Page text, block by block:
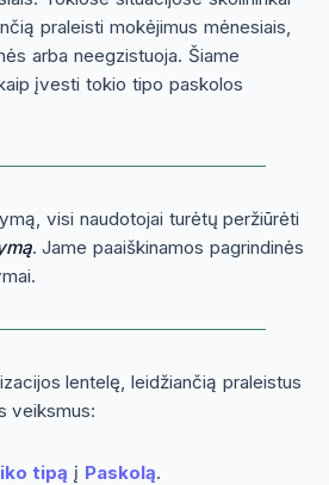
praleisti mokėjimus mėnesiais,
arba neegzistuoja. Šiame
įvesti tokio tipo paskolos
visi naudotojai turėtų peržiūrėti
. Jame paaiškinamos pagrindinės
lentelę, leidžiančią praleistus
veiksmus:
tipą į Paskolą.